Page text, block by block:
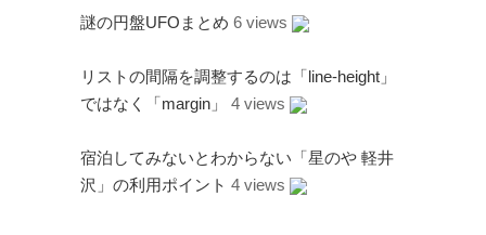
The Official Gerry
UFO Series Home Page
UFO Series Home
S.H.A.D.O. Research
Labs
謎の円盤UFOまとめ 6 views
リストの間隔を調整するのは「line-height」
ではなく「margin」
4 views
宿泊してみないとわからない「星のや 軽井
沢」の利用ポイント 4 views